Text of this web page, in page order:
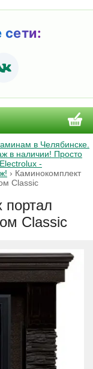
в Челябинске.
в наличии! Просто
Electrolux -
› Каминокомплект
Classic
портал
Classic